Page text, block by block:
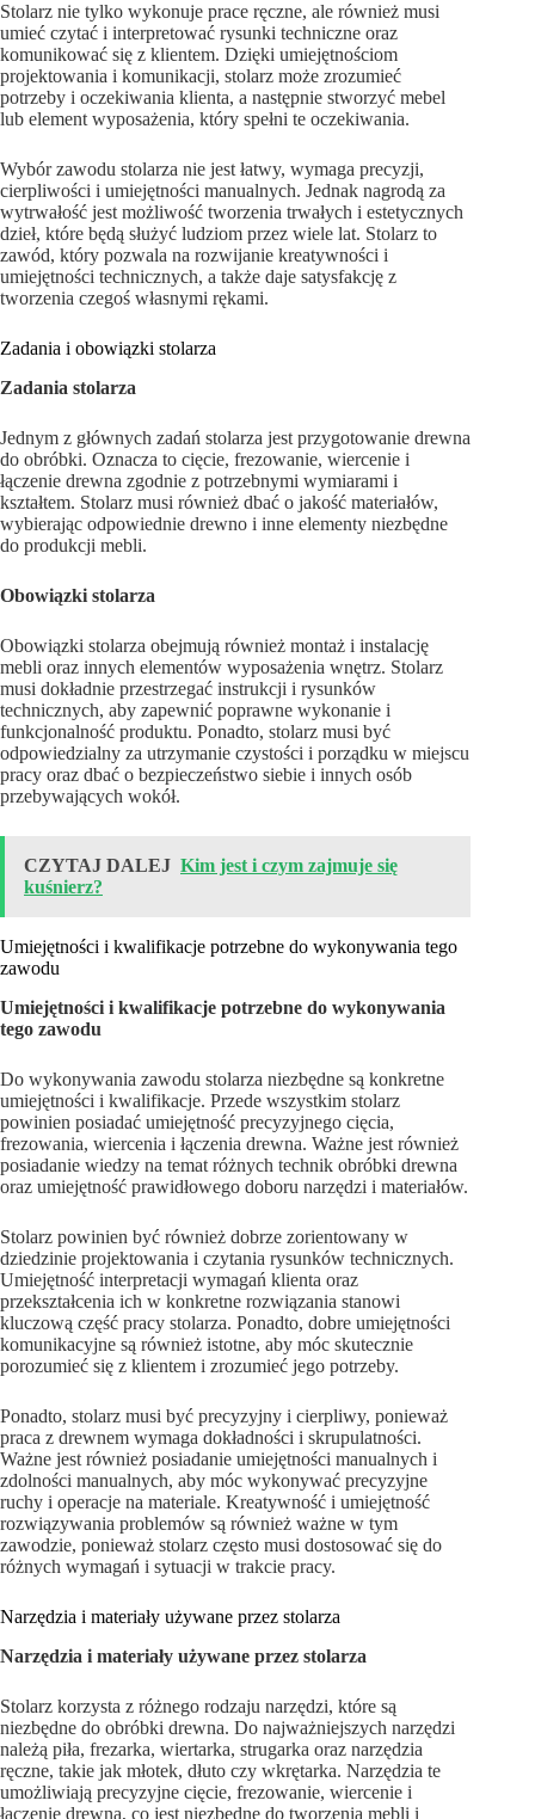
Stolarz nie tylko wykonuje prace ręczne, ale również musi
umieć czytać i interpretować rysunki techniczne oraz
komunikować się z klientem. Dzięki umiejętnościom
projektowania i komunikacji, stolarz może zrozumieć
potrzeby i oczekiwania klienta, a następnie stworzyć mebel
lub element wyposażenia, który spełni te oczekiwania.
Wybór zawodu stolarza nie jest łatwy, wymaga precyzji,
cierpliwości i umiejętności manualnych. Jednak nagrodą za
wytrwałość jest możliwość tworzenia trwałych i estetycznych
dzieł, które będą służyć ludziom przez wiele lat. Stolarz to
zawód, który pozwala na rozwijanie kreatywności i
umiejętności technicznych, a także daje satysfakcję z
tworzenia czegoś własnymi rękami.
Zadania i obowiązki stolarza
Zadania stolarza
Jednym z głównych zadań stolarza jest przygotowanie drewna
do obróbki. Oznacza to cięcie, frezowanie, wiercenie i
łączenie drewna zgodnie z potrzebnymi wymiarami i
kształtem. Stolarz musi również dbać o jakość materiałów,
wybierając odpowiednie drewno i inne elementy niezbędne
do produkcji mebli.
Obowiązki stolarza
Obowiązki stolarza obejmują również montaż i instalację
mebli oraz innych elementów wyposażenia wnętrz. Stolarz
musi dokładnie przestrzegać instrukcji i rysunków
technicznych, aby zapewnić poprawne wykonanie i
funkcjonalność produktu. Ponadto, stolarz musi być
odpowiedzialny za utrzymanie czystości i porządku w miejscu
pracy oraz dbać o bezpieczeństwo siebie i innych osób
przebywających wokół.
CZYTAJ DALEJ Kim jest i czym zajmuje się
kuśnierz?
Umiejętności i kwalifikacje potrzebne do wykonywania tego
zawodu
Umiejętności i kwalifikacje potrzebne do wykonywania
tego zawodu
Do wykonywania zawodu stolarza niezbędne są konkretne
umiejętności i kwalifikacje. Przede wszystkim stolarz
powinien posiadać umiejętność precyzyjnego cięcia,
frezowania, wiercenia i łączenia drewna. Ważne jest również
posiadanie wiedzy na temat różnych technik obróbki drewna
oraz umiejętność prawidłowego doboru narzędzi i materiałów.
Stolarz powinien być również dobrze zorientowany w
dziedzinie projektowania i czytania rysunków technicznych.
Umiejętność interpretacji wymagań klienta oraz
przekształcenia ich w konkretne rozwiązania stanowi
kluczową część pracy stolarza. Ponadto, dobre umiejętności
komunikacyjne są również istotne, aby móc skutecznie
porozumieć się z klientem i zrozumieć jego potrzeby.
Ponadto, stolarz musi być precyzyjny i cierpliwy, ponieważ
praca z drewnem wymaga dokładności i skrupulatności.
Ważne jest również posiadanie umiejętności manualnych i
zdolności manualnych, aby móc wykonywać precyzyjne
ruchy i operacje na materiale. Kreatywność i umiejętność
rozwiązywania problemów są również ważne w tym
zawodzie, ponieważ stolarz często musi dostosować się do
różnych wymagań i sytuacji w trakcie pracy.
Narzędzia i materiały używane przez stolarza
Narzędzia i materiały używane przez stolarza
Stolarz korzysta z różnego rodzaju narzędzi, które są
niezbędne do obróbki drewna. Do najważniejszych narzędzi
należą piła, frezarka, wiertarka, strugarka oraz narzędzia
ręczne, takie jak młotek, dłuto czy wkrętarka. Narzędzia te
umożliwiają precyzyjne cięcie, frezowanie, wiercenie i
łączenie drewna, co jest niezbędne do tworzenia mebli i